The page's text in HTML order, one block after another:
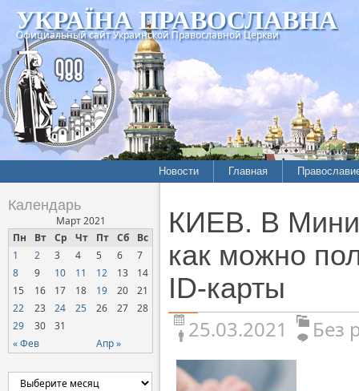
УКРАЇНА ПРАВОСЛАВНА
Официальный сайт Украинской Православной Церкви
Новости Главная
Календарь
Март 2021
Пн
Вт Ср Чт Пт Сб Вс
« Фев Апр »
1 2 3 4 5 6
7
8
9 10 11 12 13
14
15
16 17 18 19 20
21
22
23 24 25 26 27
28
29
30 31
КИЕВ. В
как можно
ID-карты
25.03.2021 Без